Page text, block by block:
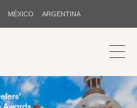
MÉXICO ARGENTINA